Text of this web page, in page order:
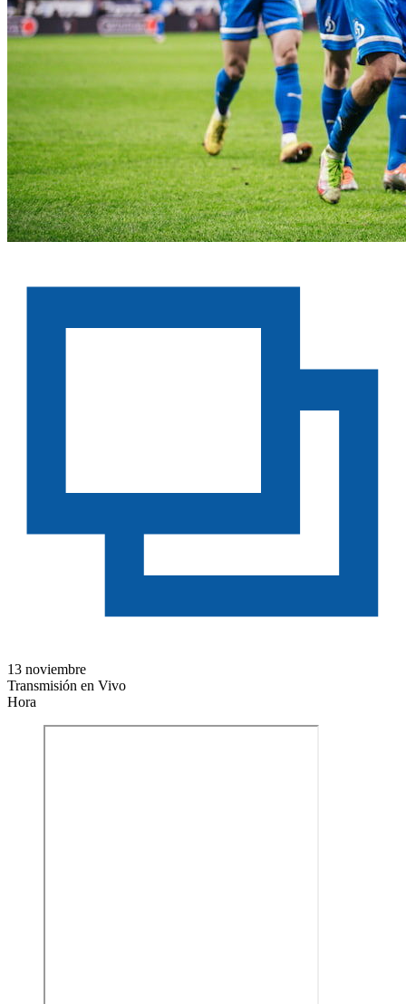
13 noviembre
Transmisión en Vivo
Hora